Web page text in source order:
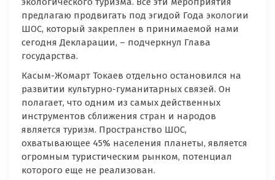
предлагаю продвигать под эгидой Года экологии
ШОС, который закреплен в принимаемой нами
сегодня Декларации, – подчеркнул Глава
государства.
Касым-Жомарт Токаев отдельно остановился на
развитии культурно-гуманитарных связей. Он
полагает, что одним из самых действенных
инструментов сближения стран и народов
является туризм. Пространство ШОС,
охватывающее 45% населения планеты, является
огромным туристическим рынком, потенциал
которого еще не реализован.